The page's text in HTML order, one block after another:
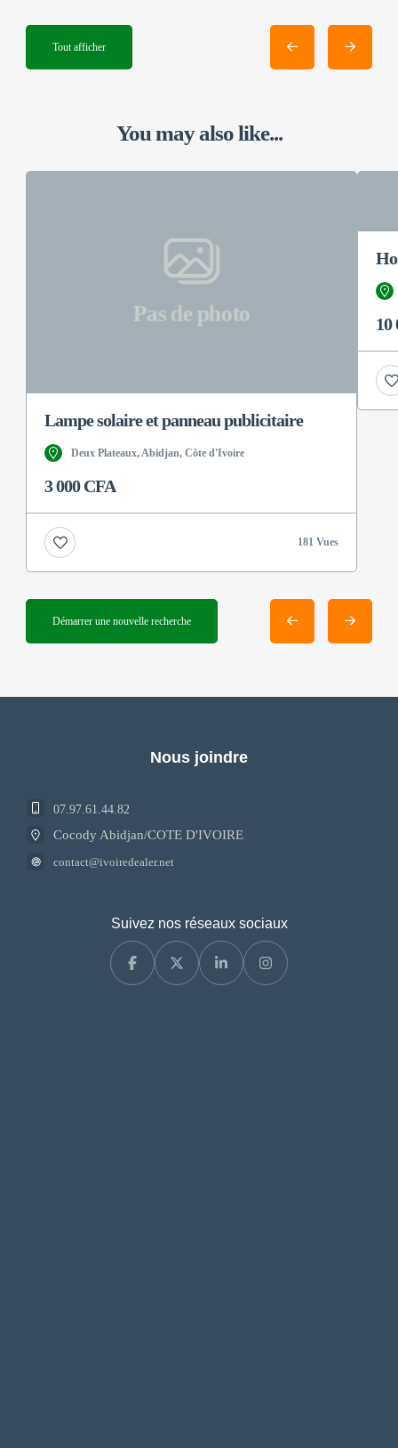
Tout afficher
You may also like...
Pas de photo
Lampe solaire et panneau publicitaire
Deux Plateaux, Abidjan, Côte d'Ivoire
3 000 CFA
181 Vues
10
Démarrer une nouvelle recherche
Nous joindre
07.97.61.44.82
Cocody Abidjan/COTE D'IVOIRE
contact@ivoiredealer.net
Suivez nos réseaux sociaux